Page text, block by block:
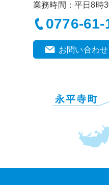
業務時間：平日8時
0776-61-
お問い合わせ